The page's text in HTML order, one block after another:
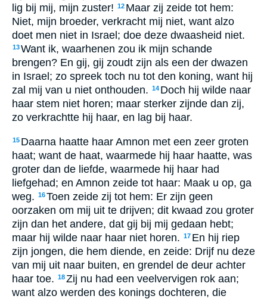
lig bij mij, mijn zuster! 12 Maar zij zeide tot hem:
Niet, mijn broeder, verkracht mij niet, want alzo
doet men niet in Israel; doe deze dwaasheid niet.
13Want ik, waarhenen zou ik mijn schande
brengen? En gij, gij zoudt zijn als een der dwazen
in Israel; zo spreek toch nu tot den koning, want hij
zal mij van u niet onthouden. 14 Doch hij wilde naar
haar stem niet horen; maar sterker zijnde dan zij,
zo verkrachtte hij haar, en lag bij haar.
15 Daarna haatte haar Amnon met een zeer groten
haat; want de haat, waarmede hij haar haatte, was
groter dan de liefde, waarmede hij haar had
liefgehad; en Amnon zeide tot haar: Maak u op, ga
weg. 16Toen zeide zij tot hem: Er zijn geen
oorzaken om mij uit te drijven; dit kwaad zou groter
zijn dan het andere, dat gij bij mij gedaan hebt;
maar hij wilde naar haar niet horen. 17 En hij riep
zijn jongen, die hem diende, en zeide: Drijf nu deze
van mij uit naar buiten, en grendel de deur achter
haar toe. 18Zij nu had een veelvervigen rok aan;
want alzo werden des konings dochteren, die